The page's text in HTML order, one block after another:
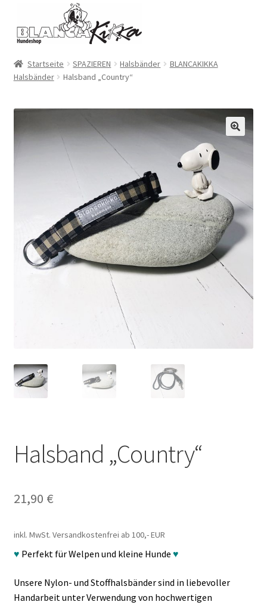
Navigation
springen
Inhalt
springen
Startseite SPAZIEREN Halsbänder
BLANCAKIKKA
Halsbänder
Halsband „Country“
Halsband „Country“
21,90 €
inkl. MwSt. Versandkostenfrei ab 100,- EUR
♥ Perfekt für Welpen und kleine Hunde ♥
Unsere Nylon- und Stoffhalsbänder sind in liebevoller
Handarbeit unter Verwendung von hochwertigen